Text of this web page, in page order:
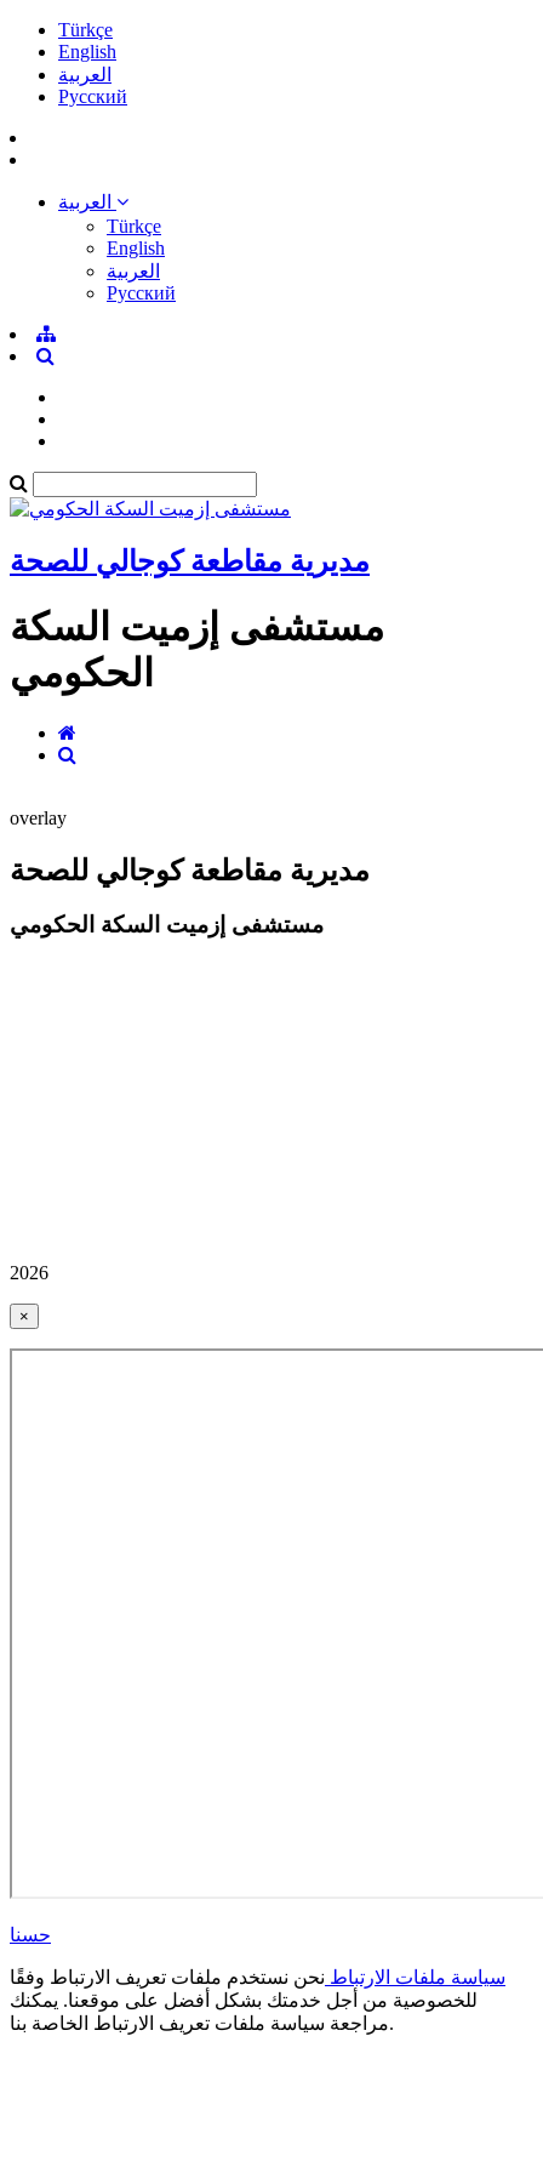
Türkçe
English
العربية
Pусский
Türkçe
English
العربية
Pусский
مديرية مقاطعة كوجالي للصحة
مستشفى إزميت السكة
الحكومي
overlay
مديرية مقاطعة كوجالي للصحة
مستشفى إزميت السكة الحكومي
2026
×
حسنا
سياسة ملفات الارتباط نحن نستخدم ملفات تعريف الارتباط وفقًا
للخصوصية من أجل خدمتك بشكل أفضل على موقعنا. يمكنك
مراجعة سياسة ملفات تعريف الارتباط الخاصة بنا.